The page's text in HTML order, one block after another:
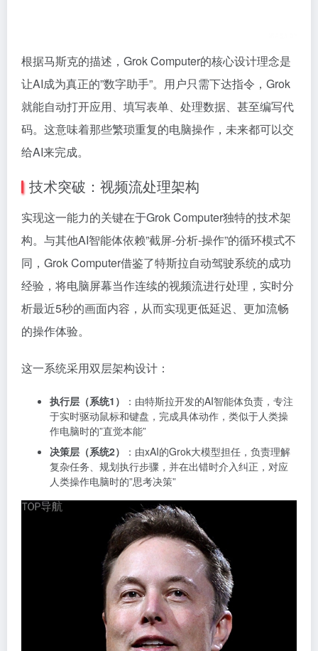
根据马斯克的描述，Grok Computer的核心设计理念是
让AI成为真正的”数字助手”。用户只需下达指令，Grok
就能自动打开应用、填写表单、处理数据、甚至编写代
码。这意味着那些繁琐重复的电脑操作，未来都可以交
给AI来完成。
技术突破：视频流处理架构
实现这一能力的关键在于Grok Computer独特的技术架
构。与其他AI智能体依赖”截屏-分析-操作”的循环模式不
同，Grok Computer借鉴了特斯拉自动驾驶系统的成功
经验，将电脑屏幕当作连续的视频流进行处理，实时分
析最近5秒的画面内容，从而实现更低延迟、更加流畅
的操作体验。
这一系统采用双层架构设计：
执行层（系统1）
：由特斯拉开发的AI智能体负责，专注
于实时驱动鼠标和键盘，完成具体动作，类似于人类操
作电脑时的”直觉本能”
决策层（系统2）
：由xAI的Grok大模型担任，负责理解
复杂任务、规划执行步骤，并在出错时介入纠正，对应
人类操作电脑时的”思考决策”